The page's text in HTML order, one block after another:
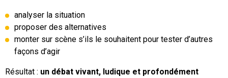
analyser la situation
proposer des alternatives
monter sur scène s’ils le souhaitent pour tester d’autres
façons d’agir
Résultat : un débat vivant, ludique et profondément